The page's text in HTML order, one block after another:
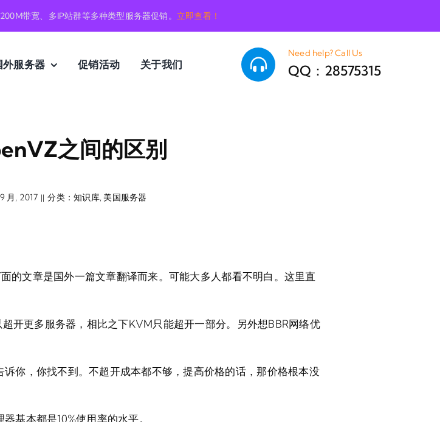
带宽、多IP站群等多种类型服务器促销。 立即查看！
外服务器 促销活动 关于我们
Need help? Call Us
QQ：28575315
之间的区别
月, 2017 || 分类：知识库, 美国服务器
文章是国外一篇文章翻译而来。可能大多人都看不明白。这里直
开更多服务器，相比之下KVM只能超开一部分。另外想BBR网络优
你，你找不到。不超开成本都不够，提高价格的话，那价格根本没
基本都是10%使用率的水平。